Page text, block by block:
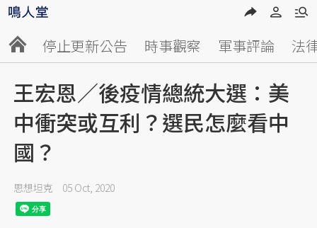
停止更新公告 時事觀察 軍事評論 法
王宏恩／後疫情總統大選：美
中衝突或互利？選民怎麼看中
國？
思想坦克 05 Oct, 2020